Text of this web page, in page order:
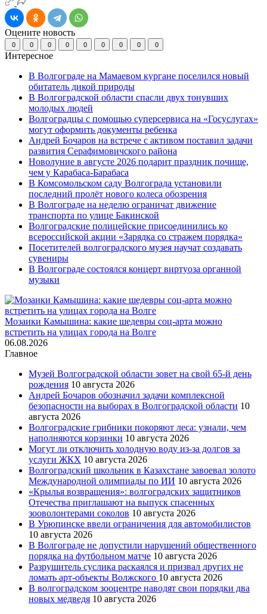
Оцените новость
0 0 0 0 0 0 0 0 0
Интересное
В Волгограде на Мамаевом кургане поселился новый
обитатель дикой природы
В Волгоградской области спасли двух тонувших
молодых людей
Волгоградцы с помощью суперсервиса на «Госуслугах»
могут оформить документы ребенка
Андрей Бочаров на встрече с активом поставил задачи
развития Серафимовичского района
Новолуние в августе 2026 подарит праздник почище,
чем у Карабаса-Барабаса
В Комсомольском саду Волгограда установили
последний пролёт нового колеса обозрения
В Волгограде на неделю ограничат движение
транспорта по улице Бакинской
Волгоградские полицейские присоединились ко
всероссийской акции «Зарядка со стражем порядка»
Посетителей волгоградского музея научат создавать
сувениры
В Волгограде состоялся концерт виртуоза органной
музыки
Мозаики Камышина: какие шедевры соц-арта можно
встретить на улицах города на Волге
06.08.2026
Главное
Музей Волгоградской области зовет на свой 65-й день
рождения 10 августа 2026
Андрей Бочаров обозначил задачи комплексной
безопасности на выборах в Волгоградской области 10
августа 2026
Волгоградские грибники покоряют леса: узнали, чем
наполняются корзинки 10 августа 2026
Могут ли отключить холодную воду из-за долгов за
услуги ЖКХ 10 августа 2026
Волгоградский школьник в Казахстане завоевал золото
Международной олимпиады по ИИ 10 августа 2026
«Крылья возвращения»: волгоградских защитников
Отечества приглашают на выпуск спасенных
зооволонтерами соколов 10 августа 2026
В Урюпинске ввели ограничения для автомобилистов
10 августа 2026
В Волгограде не допустили нарушений общественного
порядка на футбольном матче 10 августа 2026
Разрушитель суслика раскаялся и призвал других не
ломать арт-объекты Волжского 10 августа 2026
В волгоградском зооцентре наводят свои порядки два
новых медведя 10 августа 2026